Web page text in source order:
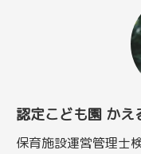
認定こども園 か
保育施設運営管理士